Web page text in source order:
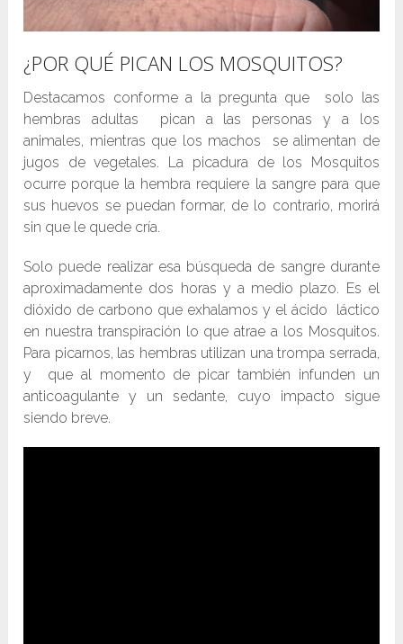
¿POR QUÉ PICAN LOS MOSQUITOS?
Destacamos conforme a la pregunta que solo las
hembras adultas pican a las personas y a los
animales, mientras que los machos se alimentan de
jugos de vegetales. La picadura de los Mosquitos
ocurre porque la hembra requiere la sangre para que
sus huevos se puedan formar, de lo contrario, morirá
sin que le quede cría.
Solo puede realizar esa búsqueda de sangre durante
aproximadamente dos horas y a medio plazo. Es el
dióxido de carbono que exhalamos y el ácido láctico
en nuestra transpiración lo que atrae a los Mosquitos.
Para picarnos, las hembras utilizan una trompa serrada,
y que al momento de picar también infunden un
anticoagulante y un sedante, cuyo impacto sigue
siendo breve.